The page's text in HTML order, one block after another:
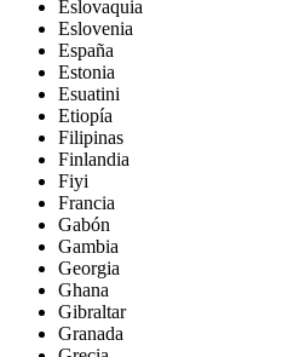
Eslovaquia
Eslovenia
España
Estonia
Esuatini
Etiopía
Filipinas
Finlandia
Fiyi
Francia
Gabón
Gambia
Georgia
Ghana
Gibraltar
Granada